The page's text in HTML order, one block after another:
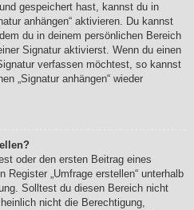
gespeichert hast, kannst du in
anhängen“ aktivieren. Du kannst
du in deinem persönlichen Bereich
Signatur aktivierst. Wenn du einen
verfassen möchtest, so kannst
„Signatur anhängen“ wieder
oder den ersten Beitrag eines
„Umfrage erstellen“ unterhalb
Solltest du diesen Bereich nicht
nicht die Berechtigung,